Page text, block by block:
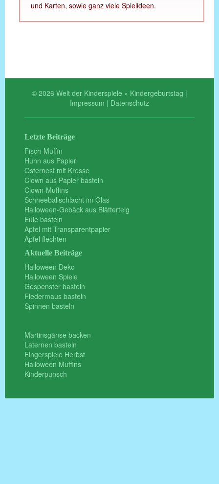
und Karten, sowie ganz viele Spielideen.
© 2026 Welt der Kinderspiele » Kindergeburtstag |
Impressum | Datenschutz
Letzte Beiträge
Fisch-Muffin
Huhn aus Papier
Osternest mit Kresse
Clown aus Papier basteln
Clown-Muffins
Schneeballschlacht im Glas
Halloween-Gebäck aus Blätterteig
Eule basteln
Apfel mit Transparentpapier
Apfel flechten
Aktuelle Beiträge
Halloween Deko
Halloween Spiele
Gespenster basteln
Fledermaus basteln
Spinnen basteln
Martinsgänse backen
Laternen basteln
Fingerspiele Herbst
Halloween Muffins
Kinderpunsch